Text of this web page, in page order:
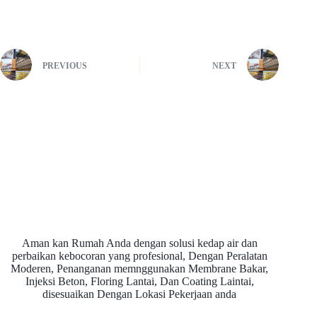
PREVIOUS NEXT
Aman kan Rumah Anda dengan solusi kedap air dan
perbaikan kebocoran yang profesional, Dengan Peralatan
Moderen, Penanganan memnggunakan Membrane Bakar,
Injeksi Beton, Floring Lantai, Dan Coating Laintai,
disesuaikan Dengan Lokasi Pekerjaan anda